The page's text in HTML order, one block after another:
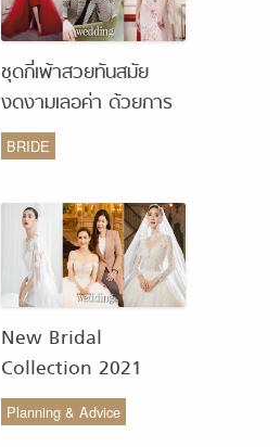
ชุดกี่เพ้าสวยทันสมัย
งดงามเลอค่า ด้วยการ
รังสรรค์จากห้องเสื้อ
Monique Wedding
BRIDE
New Bridal
Collection 2021
from COCO CHIC
สวย เรียบง่าย สไตล์มินิ
Planning & Advice